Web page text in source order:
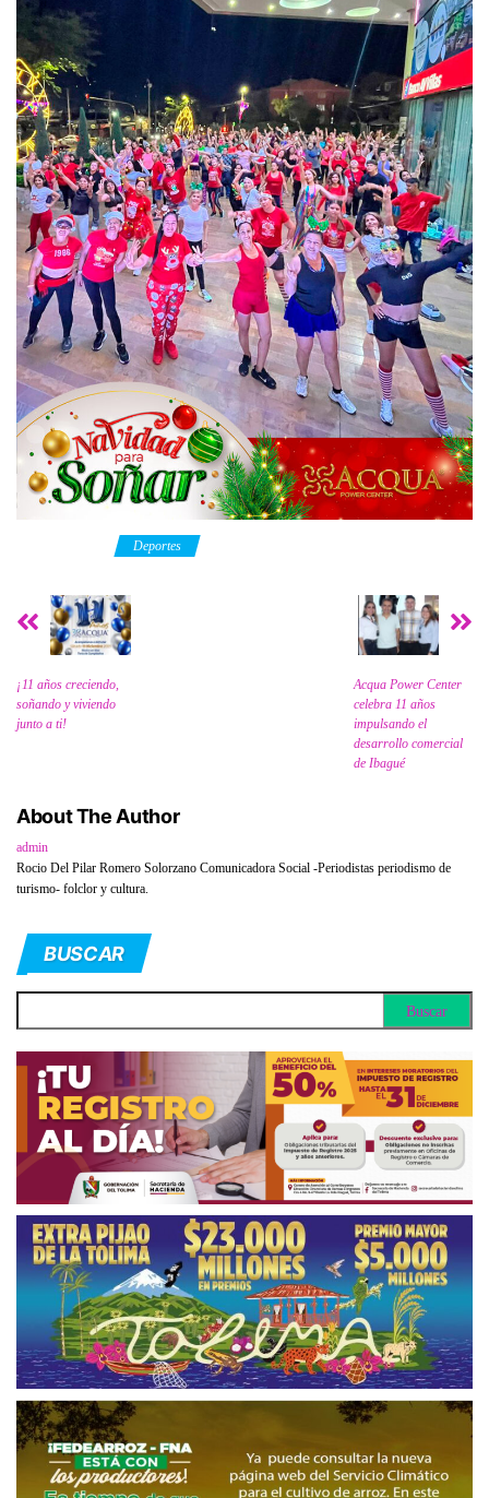
Deportes
¡11 años creciendo,
soñando y viviendo
junto a ti!
Acqua Power Center
celebra 11 años
impulsando el
desarrollo comercial
de Ibagué
About The Author
admin
Rocio Del Pilar Romero Solorzano Comunicadora Social -Periodistas periodismo de
turismo- folclor y cultura.
BUSCAR